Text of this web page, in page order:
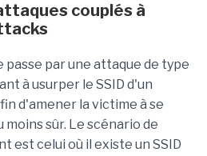
couplés à
par une attaque de type
à usurper le SSID d'un
d'amener la victime à se
sûr. Le scénario de
est celui où il existe un SSID